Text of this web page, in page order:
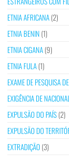
ETNIA AFRICANA(2)
ETNIA BENIN (1)
ETNIA CIGANA(9)
ETNIA FULA(1)
EXAME DE PESQUISA
EXIGÊNCIA DE
EXPULSÃO DO PAÍS(2)
EXPULSÃO DO
EXTRADIÇÃO (3)